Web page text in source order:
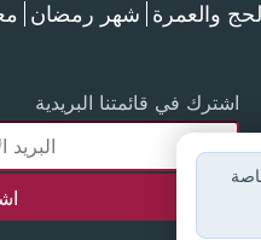
والعمرة شهر رمضان
اشترك في قائمتنا البريدية